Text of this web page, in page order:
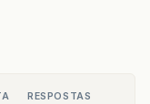
RESPOSTAS